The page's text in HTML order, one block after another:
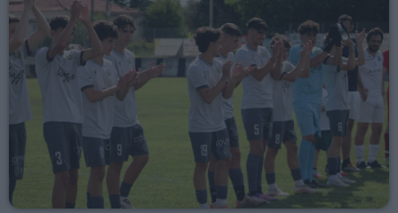
Τραγούδια της Θράκης
Επικοινωνία
Προσεχείς
ΕΡΚΟ
Presented by Giorgos
18:00 - 00:00